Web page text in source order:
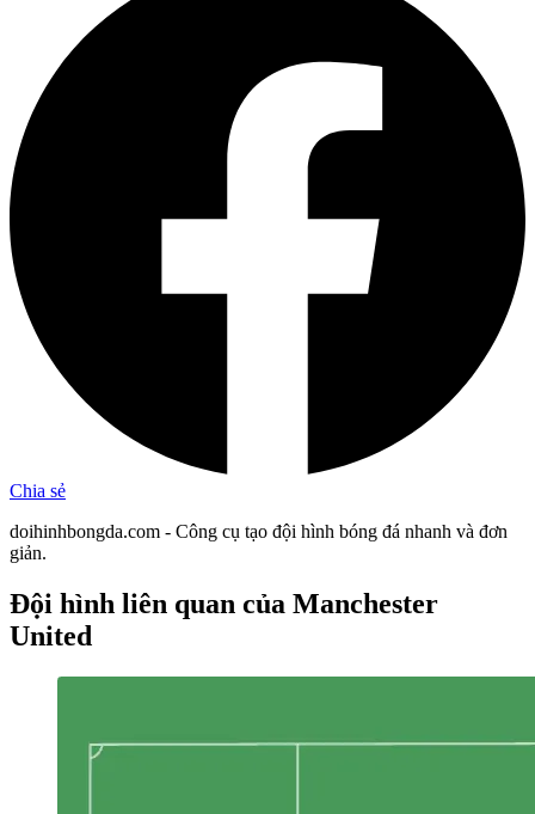
Chia sẻ
doihinhbongda.com - Công cụ tạo đội hình bóng đá nhanh và đơn
giản.
Đội hình liên quan của Manchester
United